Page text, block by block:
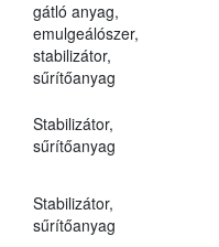
gátló anyag,
emulgeálószer,
stabilizátor,
sűrítőanyag
Stabilizátor,
sűrítőanyag
Stabilizátor,
sűrítőanyag